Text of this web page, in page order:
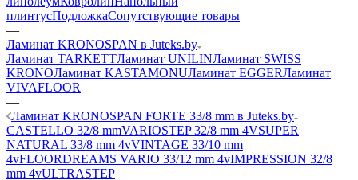
плинтусПодложкаСопутствующие товары
—
Ламинат KRONOSPAN в Juteks.by
Ламинат TARKETTЛаминат UNILINЛаминат SWISS
KRONOЛаминат KASTAMONUЛаминат EGGERЛаминат
VIVAFLOOR
—
Ламинат KRONOSPAN FORTE 33/8 mm в Juteks.by
CASTELLO 32/8 mmVARIOSTEP 32/8 mm 4VSUPER
NATURAL 33/8 mm 4vVINTAGE 33/10 mm
4vFLOORDREAMS VARIO 33/12 mm 4vIMPRESSION 32/8
mm 4vULTRASTEP